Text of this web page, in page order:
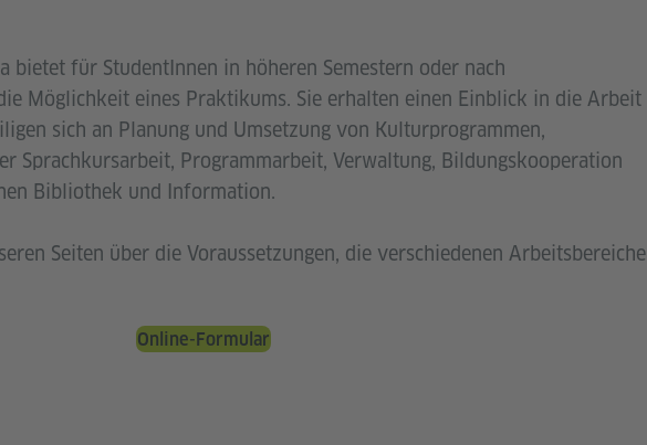
bietet für StudentInnen in höheren Semestern oder nach
Möglichkeit eines Praktikums. Sie erhalten einen Einblick in die Arbeit
sich an Planung und Umsetzung von Kulturprogrammen,
Sprachkursarbeit, Programmarbeit, Verwaltung, Bildungskooperation
Bibliothek und Information.
Seiten über die Voraussetzungen, die verschiedenen Arbeitsbereiche
Online-Formular